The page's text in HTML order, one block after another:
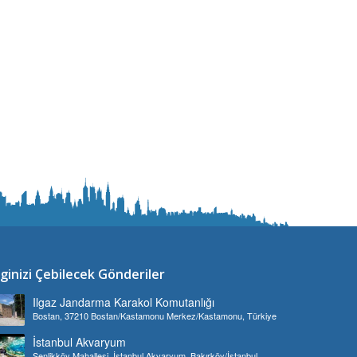
Çebilecek Gönderiler
Ilgaz Jandarma Karakol Komutanlığı
Bostan, 37210 Bostan/Kastamonu Merkez/Kastamonu, Türkiye
İstanbul Akvaryum